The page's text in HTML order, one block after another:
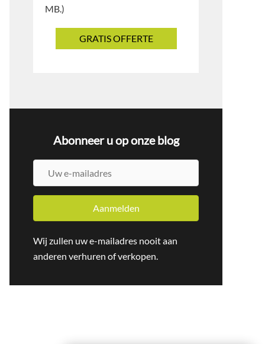
MB.)
Abonneer u op onze blog
e
a
i
Aanmelden
Wij zullen uw e-mailadres nooit aan
anderen verhuren of verkopen.